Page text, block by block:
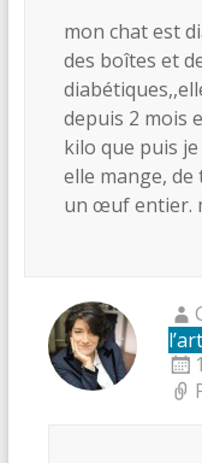
mon chat est
des boîtes et
depuis 2 mois
kilo que puis
elle mange,
un œuf entier.